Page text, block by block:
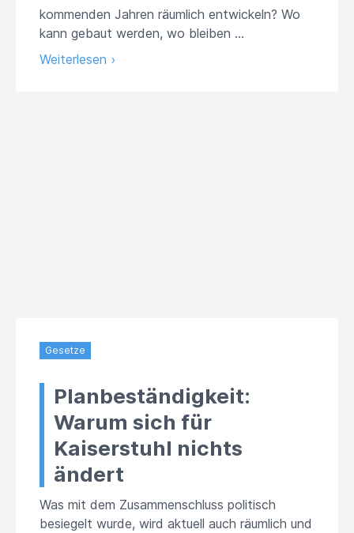
kommenden Jahren räumlich entwickeln? Wo
kann gebaut werden, wo bleiben …
Weiterlesen ›
Gesetze
Planbeständigkeit:
Warum sich für
Kaiserstuhl nichts
ändert
Was mit dem Zusammenschluss politisch
besiegelt wurde, wird aktuell auch räumlich und